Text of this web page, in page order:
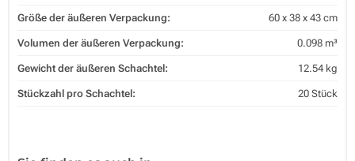
Größe der äußeren Verpackung: 60 x 38 x 43 cm
Volumen der äußeren Verpackung: 0.098 m³
Gewicht der äußeren Schachtel: 12.54 kg
Stückzahl pro Schachtel: 20 Stück